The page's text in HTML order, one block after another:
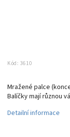
Kód: 3610
Mražené palce
Balíčky mají různou
Detailní informace